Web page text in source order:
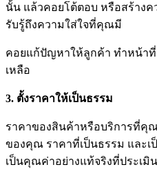
นั้น แล้วคอยโต้ตอบ หรือสร้าง
รับรู้ถึงความใส่ใจที่คุณมี
คอยแก้ปัญหาให้ลูกค้า ทำหน้า
เหลือ
3. ตั้งราคาให้เป็นธรรม
ราคาของสินค้าหรือบริการที่คุ
ของคุณ ราคาที่เป็นธรรม และ
เป็นคุณค่าอย่างแท้จริงที่ประเมิ